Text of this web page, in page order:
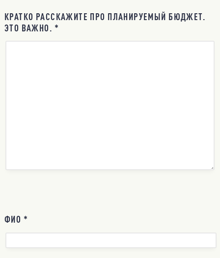
КРАТКО РАССКАЖИТЕ ПРО ПЛАНИРУЕМЫЙ БЮДЖЕТ.
ЭТО ВАЖНО. *
ФИО *